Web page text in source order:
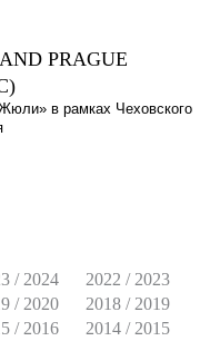
/ 2024
2022 / 2023
/ 2020
2018 / 2019
/ 2016
2014 / 2015
PRAGUE
в рамках Чеховского